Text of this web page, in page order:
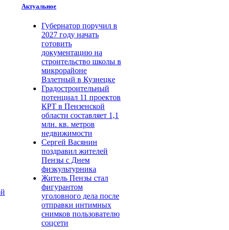
Актуальное
Губернатор поручил в
2027 году начать
готовить
документацию на
строительство школы в
микрорайоне
Взлетный в Кузнецке
Градостроительный
потенциал 11 проектов
КРТ в Пензенской
области составляет 1,1
млн. кв. метров
недвижимости
Сергей Васянин
поздравил жителей
Пензы с Днем
физкультурника
Житель Пензы стал
фигурантом
уголовного дела после
отправки интимных
снимков пользователю
соцсети